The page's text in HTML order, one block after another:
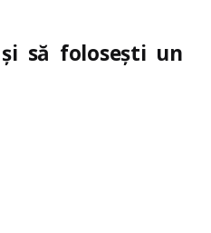
să folosești un